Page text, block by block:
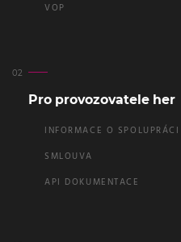
VOP
Pro provozovatele her
INFORMACE O SPOLUPRÁCI
SMLOUVA
API DOKUMENTACE